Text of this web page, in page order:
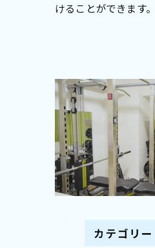
けることができます。
カテゴリー